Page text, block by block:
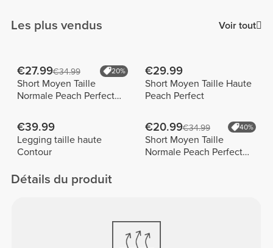
Les plus vendus Voir tout
€27.99€34.99 20%
Short Moyen Taille
Normale Peach Perfect
€29.99
Short Moyen Taille Haute
Peach Perfect
€39.99
Legging taille haute
Contour
€20.99€34.99 40%
Short Moyen Taille
Normale Peach Perfect
Détails du produit